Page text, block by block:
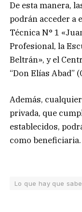
De esta manera,
podrán acceder a
Técnica N° 1
Profesional, la
Beltrán», y el
“Don Elías Abad”
Además,
privada, que
establecidos,
como beneficiaria.
Lo que hay que